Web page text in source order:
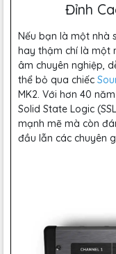
Đỉnh
Nếu bạn là một nhà
hay thậm chí là một
âm chuyên nghiệp,
thể bỏ qua chiếc
MK2. Với hơn 40
Solid State Logic
mạnh mẽ mà còn
đầu lẫn các chuyên